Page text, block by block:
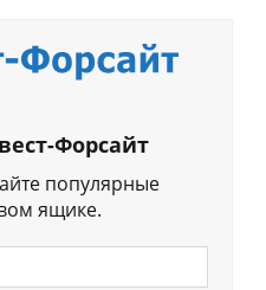
Форсайт
популярные
ящике.